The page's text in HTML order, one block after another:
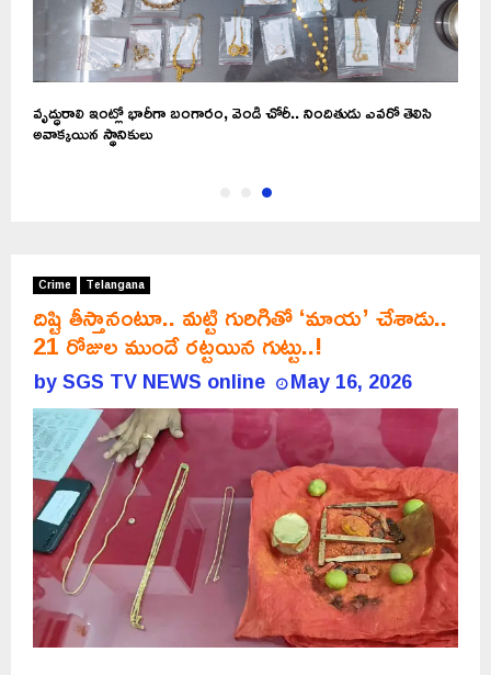
వృద్ధురాలి ఇంట్లో భారీగా బంగారం, వెండి చోరీ.. నిందితుడు ఎవరో తెలిసి
అవాక్కయిన స్థానికులు
Crime Telangana
దిష్టి తీస్తానంటూ.. మట్టి గురిగితో ‘మాయ’ చేశాడు..
21 రోజుల ముందే రట్టయిన గుట్టు..!
bySGS TV NEWS online May 16, 2026